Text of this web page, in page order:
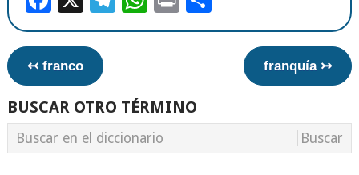
↢ franco franquía ↣
BUSCAR OTRO TÉRMINO